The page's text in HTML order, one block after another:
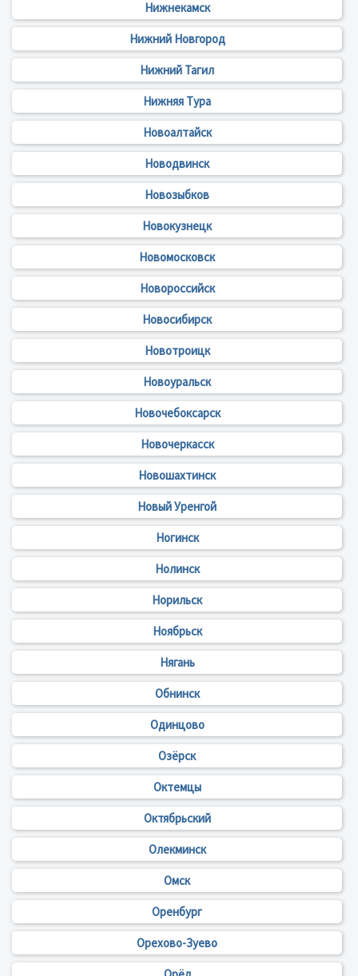
Нижнекамск
Нижний Новгород
Нижний Тагил
Нижняя Тура
Новоалтайск
Новодвинск
Новозыбков
Новокузнецк
Новомосковск
Новороссийск
Новосибирск
Новотроицк
Новоуральск
Новочебоксарск
Новочеркасск
Новошахтинск
Новый Уренгой
Ногинск
Нолинск
Норильск
Ноябрьск
Нягань
Обнинск
Одинцово
Озёрск
Октемцы
Октябрьский
Олекминск
Омск
Оренбург
Орехово-Зуево